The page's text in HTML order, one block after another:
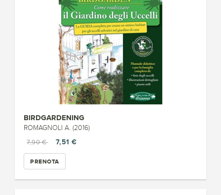
BIRDGARDENING
ROMAGNOLI A. (2016)
7,90 €
7,51 €
PRENOTA